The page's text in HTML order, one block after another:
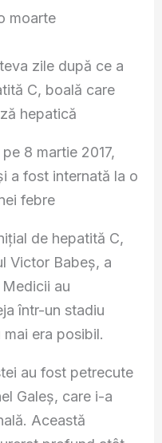
moarte
zile după ce a
C, boală care
hepatică
8 martie 2017,
a fost internată la o
febre
de hepatită C,
Victor Babeș, a
au
într-un stadiu
era posibil.
au fost petrecute
Galeș, care i-a
Această